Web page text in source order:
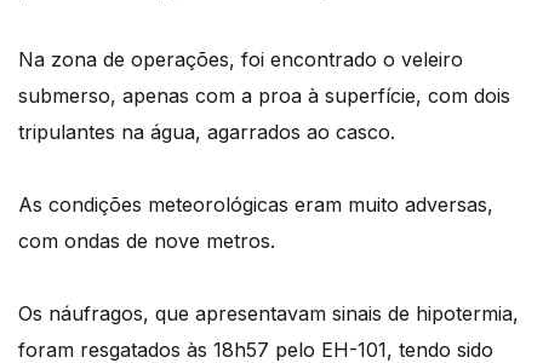
Na zona de operações, foi encontrado o veleiro
submerso, apenas com a proa à superfície, com dois
tripulantes na água, agarrados ao casco.
As condições meteorológicas eram muito adversas,
com ondas de nove metros.
Os náufragos, que apresentavam sinais de hipotermia,
foram resgatados às 18h57 pelo EH-101, tendo sido